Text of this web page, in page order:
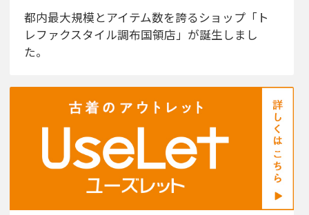
都内最大規模とアイテム数を誇るショップ「ト
レファクスタイル調布国領店」が誕生しまし
た。